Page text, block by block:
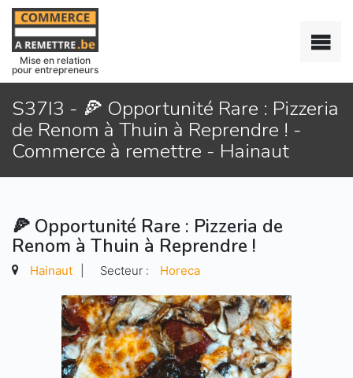
Mise en relation
pour entrepreneurs
S37I3 - 🍕 Opportunité Rare : Pizzeria
de Renom à Thuin à Reprendre ! -
Commerce à remettre - Hainaut
🍕 Opportunité Rare : Pizzeria de
Renom à Thuin à Reprendre !
Hainaut Secteur : Horeca